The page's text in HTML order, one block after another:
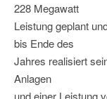
228 Megawatt
Leistung geplant
bis Ende des
Jahres realisiert
Anlagen